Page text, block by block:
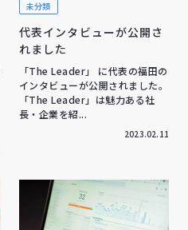
未分類
代表インタビューが公開さ
れました
「The Leader」 に代表の福田の
インタビューが公開されました。
「The Leader」は魅力ある社
長・企業を紹...
2023.02.11